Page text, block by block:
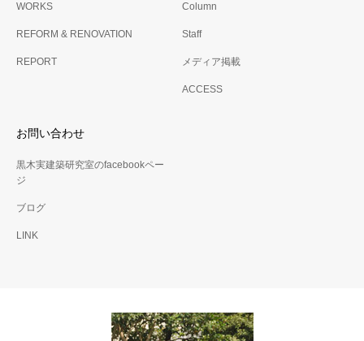
WORKS
REFORM & RENOVATION
REPORT
Column
Staff
メディア掲載
ACCESS
お問い合わせ
黒木実建築研究室のfacebookペー
ジ
ブログ
LINK